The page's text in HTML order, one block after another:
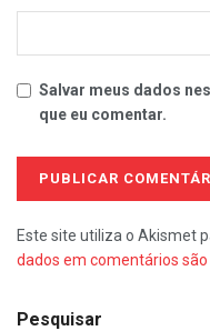
Salvar meus dados
que eu comentar.
Este site utiliza o Akismet
dados em comentários
Pesquisar